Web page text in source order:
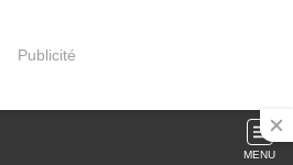
Publicité
MENU